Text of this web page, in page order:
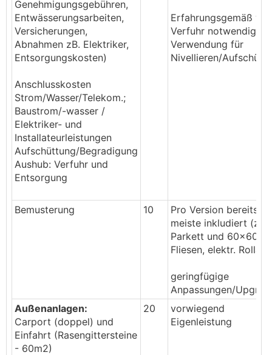
Genehmigungsgebühren,
Entwässerungsarbeiten,
Versicherungen,
Abnahmen zB. Elektriker,
Entsorgungskosten)
Anschlusskosten
Strom/Wasser/Telekom.;
Baustrom/-wasser /
Elektriker- und
Installateurleistungen
Aufschüttung/Begradigung
Aushub: Verfuhr und
Entsorgung
Erfahrungsgemäß
Verfuhr notwendig.
Verwendung für
Nivellieren/
Bemusterung 10
Pro Version bereits
meiste inkludiert (z.B.
Parkett und 60x60
Fliesen, elektr.
geringfügige
Anpassungen/
Außenanlagen:
Carport (doppel) und
Einfahrt (Rasengittersteine
- 60m2)
20
vorwiegend
Eigenleistung